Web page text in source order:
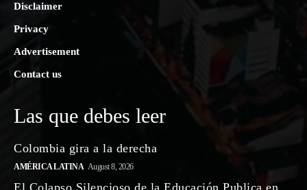
Disclaimer
Privacy
Advertisement
Contact us
Las que debes leer
Colombia gira a la derecha
AMÉRICA LATINA August 8, 2026
El Colapso Silencioso de la Educación Publica en